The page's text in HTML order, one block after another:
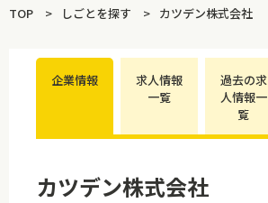
TOP しごとを探す カツデン株式会社
企業情報
求人情報
一覧
過去の求
人情報一
覧
カツデン株式会社